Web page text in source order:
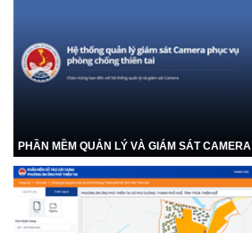
PHẦN MỀM QUẢN LÝ VÀ GIÁM SÁT CAMERA